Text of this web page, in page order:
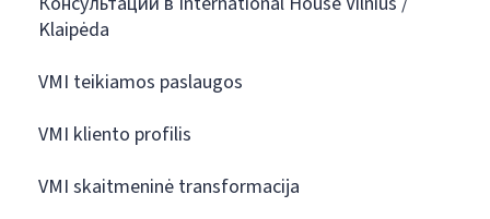
Klaipėda
VMI teikiamos paslaugos
VMI kliento profilis
VMI skaitmeninė transformacija